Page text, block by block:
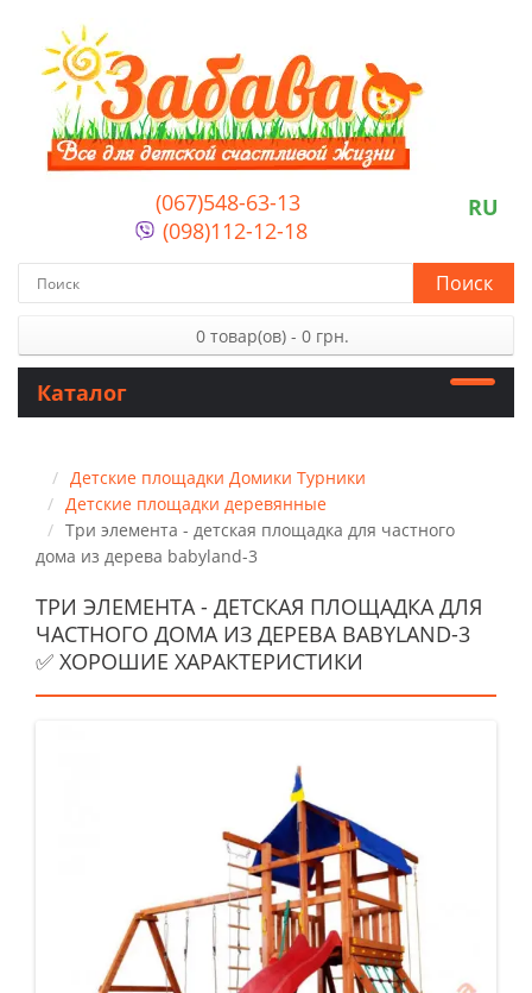
(067)548-63-13
(098)112-12-18
RU
Поиск
0 товар(ов) - 0 грн.
Каталог
Детские площадки Домики Турники
Детские площадки деревянные
Три элемента - детская площадка для частного
дома из дерева babyland-3
ТРИ ЭЛЕМЕНТА - ДЕТСКАЯ ПЛОЩАДКА ДЛЯ
ЧАСТНОГО ДОМА ИЗ ДЕРЕВА BABYLAND-3
✅ ХОРОШИЕ ХАРАКТЕРИСТИКИ